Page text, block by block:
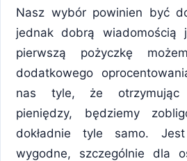
Nasz wybór powinien być
jednak dobrą
pierwszą pożyczkę
dodatkowego
nas tyle, że otrzymując
pieniędzy, będziemy
dokładnie tyle samo.
wygodne, szczególnie dla